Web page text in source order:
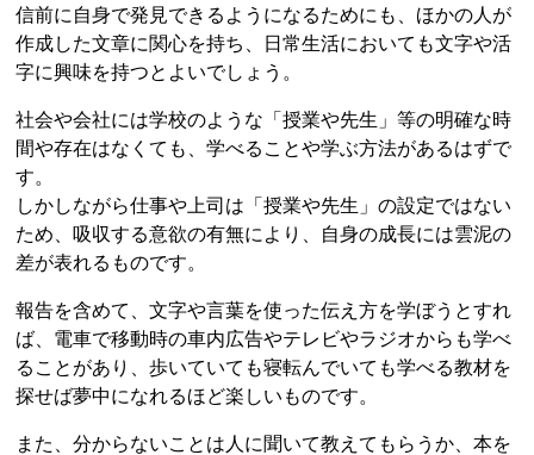
信前に自身で発見できるようになるためにも、ほかの人が
作成した文章に関心を持ち、日常生活においても文字や活
字に興味を持つとよいでしょう。
社会や会社には学校のような「授業や先生」等の明確な時
間や存在はなくても、学べることや学ぶ方法があるはずで
す。
しかしながら仕事や上司は「授業や先生」の設定ではない
ため、吸収する意欲の有無により、自身の成長には雲泥の
差が表れるものです。
報告を含めて、文字や言葉を使った伝え方を学ぼうとすれ
ば、電車で移動時の車内広告やテレビやラジオからも学べ
ることがあり、歩いていても寝転んでいても学べる教材を
探せば夢中になれるほど楽しいものです。
また、分からないことは人に聞いて教えてもらうか、本を